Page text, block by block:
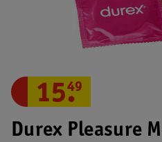
Durex Pleasure
15.
49